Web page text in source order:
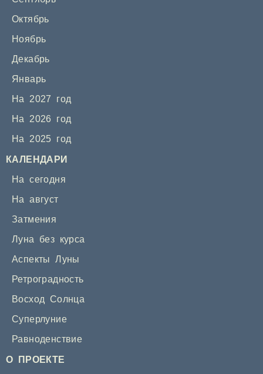
Октябрь
Ноябрь
Декабрь
Январь
На 2027 год
На 2026 год
На 2025 год
КАЛЕНДАРИ
На сегодня
На август
Затмения
Луна без курса
Аспекты Луны
Ретроградность
Восход Солнца
Суперлуние
Равноденствие
О ПРОЕКТЕ